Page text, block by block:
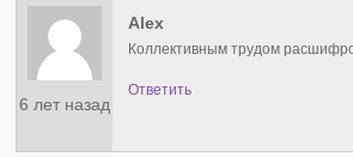
6 лет назад
Alex
Коллективным трудом
Ответить